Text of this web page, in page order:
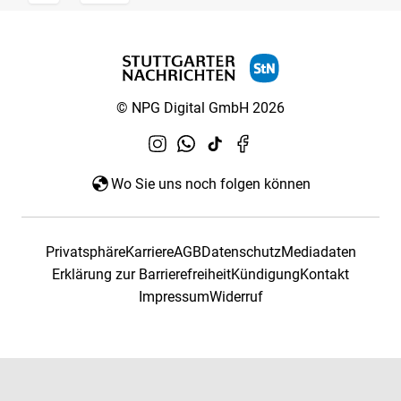
© NPG Digital GmbH 2026
Wo Sie uns noch folgen können
PrivatsphäreKarriereAGBDatenschutzMediadaten
Erklärung zur BarrierefreiheitKündigungKontakt
ImpressumWiderruf